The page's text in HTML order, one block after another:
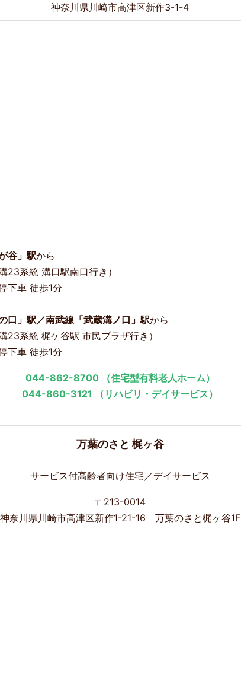
神奈川県川崎市高津区新作3-1-4
谷」駅から
23系統 溝口駅南口行き）
下車 徒歩1分
口」駅／南武線「武蔵溝ノ口」駅から
23系統 梶ケ谷駅 市民プラザ行き）
下車 徒歩1分
044-862-8700（住宅型有料老人ホーム）
044-860-3121 （リハビリ・デイサービス）
万葉のさと 梶ヶ谷
サービス付高齢者向け住宅／デイサービス
〒213-0014
神奈川県川崎市高津区新作1-21-16 万葉のさと梶ヶ谷1F